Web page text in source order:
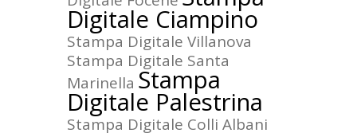
Digitale Ciampino
Stampa Digitale Villanova
Stampa Digitale Santa
Marinella Stampa
Digitale Palestrina
Stampa Digitale Colli Albani